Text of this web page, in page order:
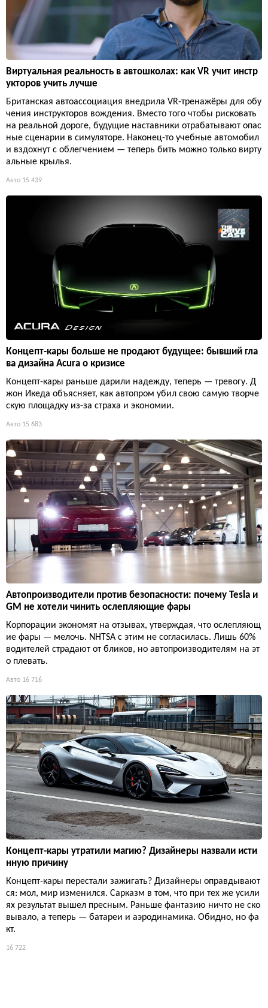
Виртуальная реальность в автошколах: как VR учит инстр
укторов учить лучше
Британская автоассоциация внедрила VR-тренажёры для обу
чения инструкторов вождения. Вместо того чтобы рисковать
на реальной дороге, будущие наставники отрабатывают опас
ные сценарии в симуляторе. Наконец-то учебные автомобил
и вздохнут с облегчением — теперь бить можно только вирту
альные крылья.
Авто 15 439
Концепт-кары больше не продают будущее: бывший гла
ва дизайна Acura о кризисе
Концепт-кары раньше дарили надежду, теперь — тревогу. Д
жон Икеда объясняет, как автопром убил свою самую творче
скую площадку из-за страха и экономии.
Авто 15 683
Автопроизводители против безопасности: почему Tesla и
GM не хотели чинить ослепляющие фары
Корпорации экономят на отзывах, утверждая, что ослепляющ
ие фары — мелочь. NHTSA с этим не согласилась. Лишь 60%
водителей страдают от бликов, но автопроизводителям на эт
о плевать.
Авто 16 716
Концепт-кары утратили магию? Дизайнеры назвали исти
нную причину
Концепт-кары перестали зажигать? Дизайнеры оправдывают
ся: мол, мир изменился. Сарказм в том, что при тех же усили
ях результат вышел пресным. Раньше фантазию ничто не ско
вывало, а теперь — батареи и аэродинамика. Обидно, но фа
кт.
16 722